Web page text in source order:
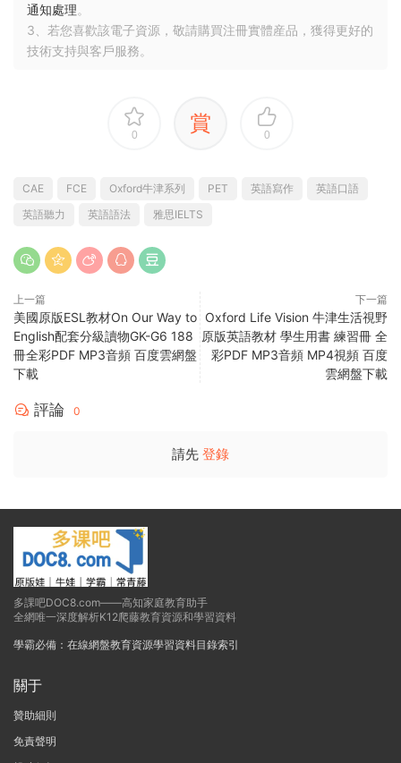
通知處理。
3、若您喜歡該電子資源，敬請購買注冊實體産品，獲得更好的
技術支持與客戶服務。
0 賞 0
CAE FCE Oxford牛津系列 PET 英語寫作
英語口語
英語聽力
英語語法 雅思IELTS
上一篇
美國原版ESL教材On Our Way to
English配套分級讀物GK-G6 188
冊全彩PDF MP3音頻 百度雲網盤
下載
下一篇
Oxford Life Vision 牛津生活視野
原版英語教材 學生用書 練習冊 全
彩PDF MP3音頻 MP4視頻 百度
雲網盤下載
評論 0
請先 登錄
多課吧DOC8.com——高知家庭教育助手
全網唯一深度解析K12爬藤教育資源和學習資料
學霸必備：在線網盤教育資源學習資料目錄索引
關于
贊助細則
免責聲明